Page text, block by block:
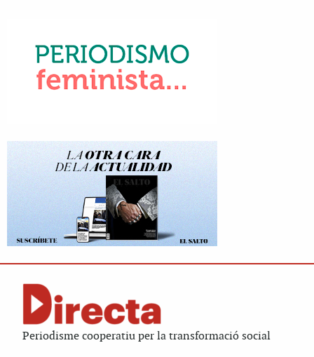
Periodisme cooperatiu per la transformació social